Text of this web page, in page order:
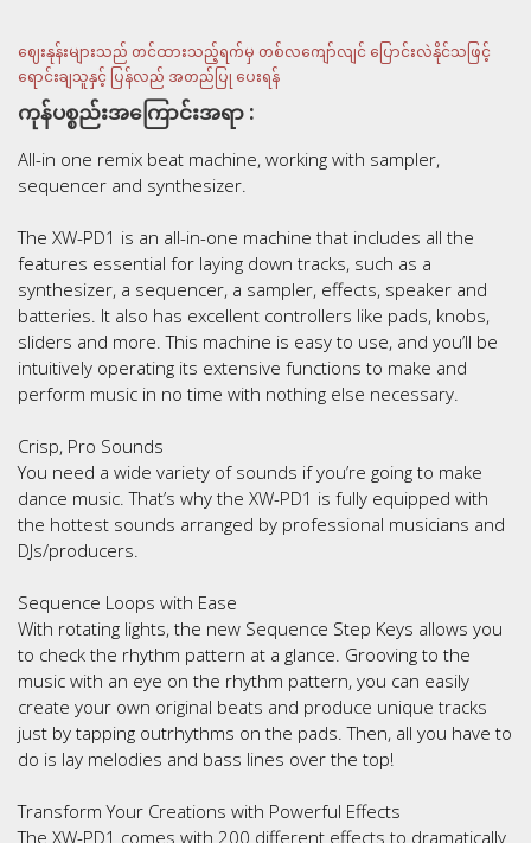
ဈေးနုန်းများသည် တင်ထားသည့်ရက်မှ တစ်လကျော်လျင် ပြောင်းလဲနိုင်သဖြင့်
ရောင်းချသူနှင့် ပြန်လည် အတည်ပြု ပေးရန်
ကုန်ပစ္စည်းအကြောင်းအရာ :
All-in one remix beat machine, working with sampler,
sequencer and synthesizer.
The XW-PD1 is an all-in-one machine that includes all the
features essential for laying down tracks, such as a
synthesizer, a sequencer, a sampler, effects, speaker and
batteries. It also has excellent controllers like pads, knobs,
sliders and more. This machine is easy to use, and you’ll be
intuitively operating its extensive functions to make and
perform music in no time with nothing else necessary.
Crisp, Pro Sounds
You need a wide variety of sounds if you’re going to make
dance music. That’s why the XW-PD1 is fully equipped with
the hottest sounds arranged by professional musicians and
DJs/producers.
Sequence Loops with Ease
With rotating lights, the new Sequence Step Keys allows you
to check the rhythm pattern at a glance. Grooving to the
music with an eye on the rhythm pattern, you can easily
create your own original beats and produce unique tracks
just by tapping outrhythms on the pads. Then, all you have to
do is lay melodies and bass lines over the top!
Transform Your Creations with Powerful Effects
The XW-PD1 comes with 200 different effects to dramatically